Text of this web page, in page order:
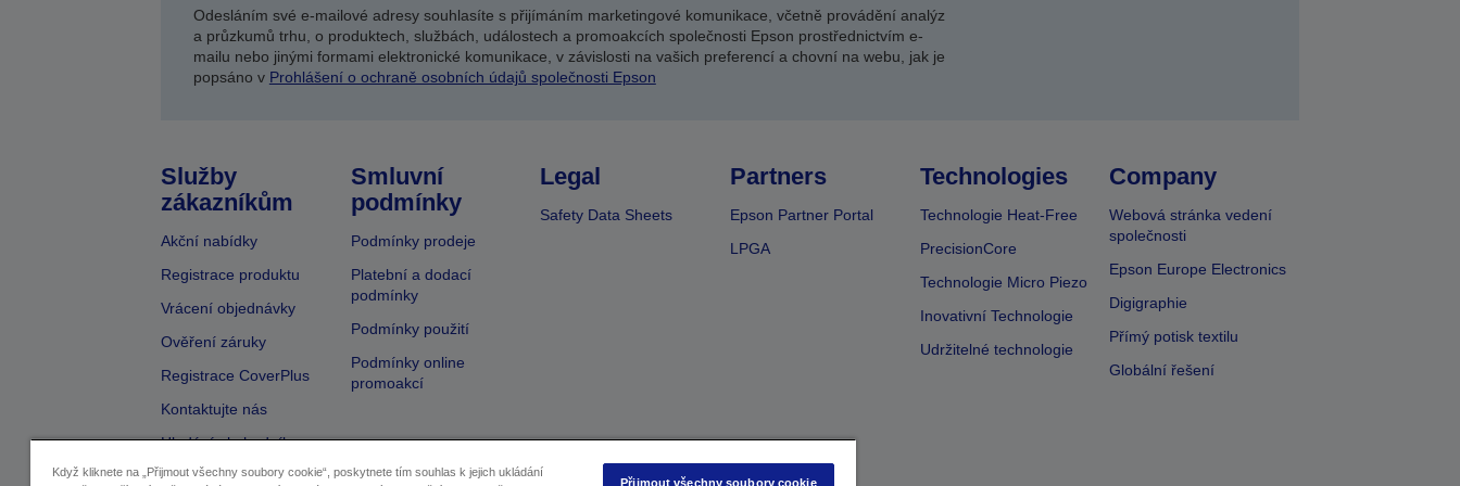
Odesláním své e-mailové adresy souhlasíte s přijímáním marketingové komunikace, včetně provádění analýz
a průzkumů trhu, o produktech, službách, událostech a promoakcích společnosti Epson prostřednictvím e-
mailu nebo jinými formami elektronické komunikace, v závislosti na vašich preferencí a chovní na webu, jak je
popsáno v Prohlášení o ochraně osobních údajů společnosti Epson
Služby
zákazníkům
Akční nabídky
Registrace produktu
Vrácení objednávky
Ověření záruky
Registrace CoverPlus
Kontaktujte nás
Hledání obchodníka
Smluvní
podmínky
Podmínky prodeje
Platební a dodací
podmínky
Podmínky použití
Podmínky online
promoakcí
Legal
Safety Data Sheets
Partners
Epson Partner Portal
LPGA
Technologies
Technologie Heat-Free
PrecisionCore
Technologie Micro Piezo
Inovativní Technologie
Udržitelné technologie
Company
Webová stránka vedení
společnosti
Epson Europe Electronics
Digigraphie
Přímý potisk textilu
Globální řešení
Když kliknete na „Přijmout všechny soubory cookie“, poskytnete tím souhlas k jejich ukládání
Přijmout všechny soubory cookie